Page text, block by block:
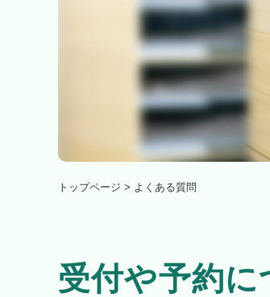
トップページ > よくある質問
受付や予約に